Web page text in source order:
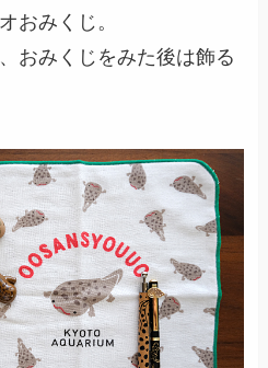
おみくじ。
おみくじをみた後は飾る